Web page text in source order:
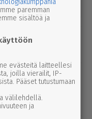
paremman
sisältöä ja
evästeitä laitteellesi
joilla vierailit, IP-
Pääset tutustumaan
välilehdellä.
ja